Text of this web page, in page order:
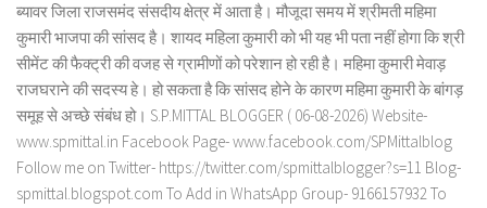
ब्यावर जिला राजसमंद संसदीय क्षेत्र में आता है। मौजूदा समय में श्रीमती महिमा
कुमारी भाजपा की सांसद है। शायद महिला कुमारी को भी यह भी पता नहीं होगा कि श्री
सीमेंट की फैक्ट्री की वजह से ग्रामीणों को परेशान हो रही है। महिमा कुमारी मेवाड़
राजघराने की सदस्य हे। हो सकता है कि सांसद होने के कारण महिमा कुमारी के बांगड़
समूह से अच्छे संबंध हो। S.P.MITTAL BLOGGER ( 06-08-2026) Website-
www.spmittal.in Facebook Page- www.facebook.com/SPMittalblog
Follow me on Twitter- https://twitter.com/spmittalblogger?s=11 Blog-
spmittal.blogspot.com To Add in WhatsApp Group- 9166157932 To